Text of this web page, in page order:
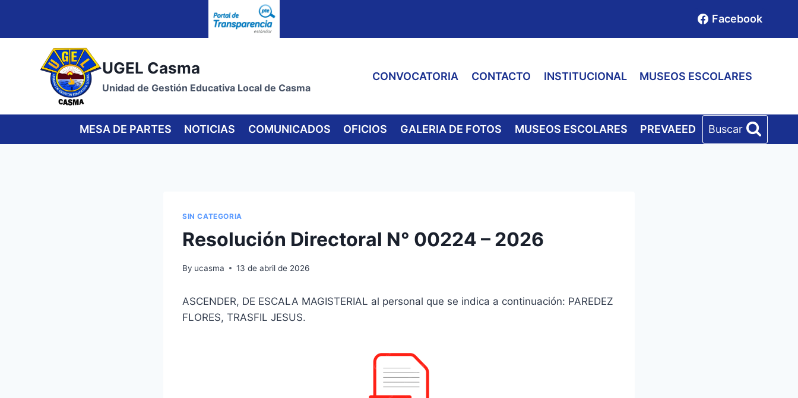
content
Facebook
UGEL Casma
Unidad de Gestión Educativa Local de Casma
CONVOCATORIA CONTACTO INSTITUCIONAL MUSEOS ESCOLARES
MESA DE PARTES NOTICIAS COMUNICADOS OFICIOS GALERIA DE FOTOS MUSEOS ESCOLARES PREVAEED Buscar
SIN CATEGORIA
Resolución Directoral N° 00224 – 2026
By ucasma 13 de abril de 2026
ASCENDER, DE ESCALA MAGISTERIAL al personal que se indica a continuación: PAREDEZ
FLORES, TRASFIL JESUS.